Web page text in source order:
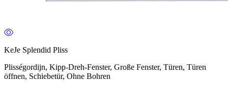
KeJe Splendid Pliss
Plisségordijn, Kipp-Dreh-Fenster, Große Fenster, Türen, Türen
öffnen, Schiebetür, Ohne Bohren